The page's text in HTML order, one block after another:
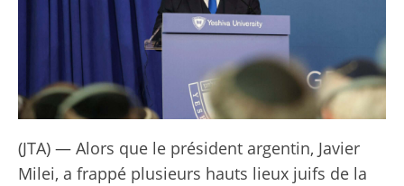
(JTA) — Alors que le président argentin, Javier
Milei, a frappé plusieurs hauts lieux juifs de la